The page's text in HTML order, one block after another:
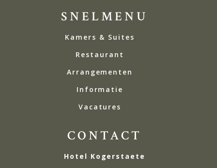
SNELMENU
Kamers & Suites
Restaurant
Arrangementen
Informatie
Vacatures
CONTACT
Hotel Kogerstaete